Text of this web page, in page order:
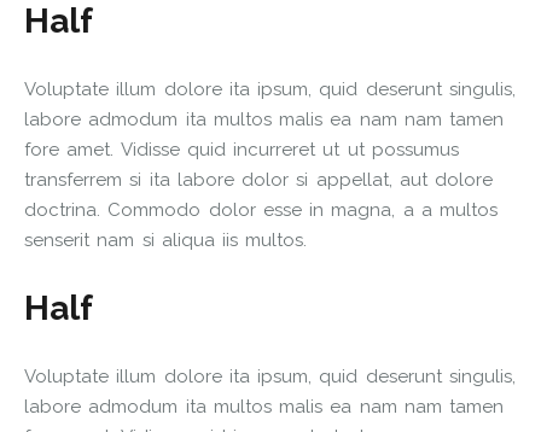
Half
Voluptate illum dolore ita ipsum, quid deserunt singulis,
labore admodum ita multos malis ea nam nam tamen
fore amet. Vidisse quid incurreret ut ut possumus
transferrem si ita labore dolor si appellat, aut dolore
doctrina. Commodo dolor esse in magna, a a multos
senserit nam si aliqua iis multos.
Half
Voluptate illum dolore ita ipsum, quid deserunt singulis,
labore admodum ita multos malis ea nam nam tamen